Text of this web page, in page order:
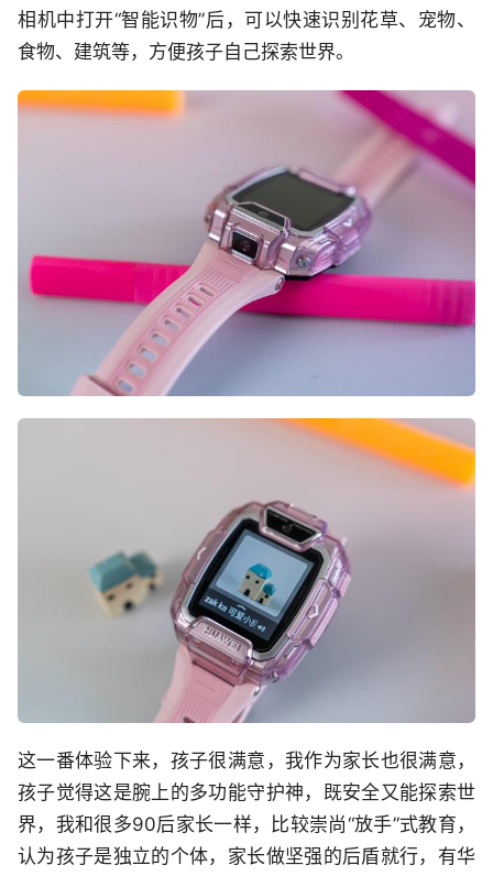
相机中打开“智能识物”后，可以快速识别花草、宠物、
食物、建筑等，方便孩子自己探索世界。
这一番体验下来，孩子很满意，我作为家长也很满意，
孩子觉得这是腕上的多功能守护神，既安全又能探索世
界，我和很多90后家长一样，比较崇尚“放手”式教育，
认为孩子是独立的个体，家长做坚强的后盾就行，有华